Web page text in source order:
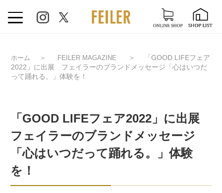
ホーム ＞ FEILER MAGAZINE ＞
「GOOD LIFEフェア
2022」に出展 フェイラーのブランドメッセージ「心はいつだ
って踊れる。」体験を！
「GOOD LIFEフェア2022」に出展
フェイラーのブランドメッセージ
「心はいつだって踊れる。」体験
を！